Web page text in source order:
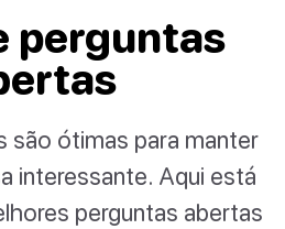
perguntas
são ótimas para manter
interessante. Aqui está
perguntas abertas